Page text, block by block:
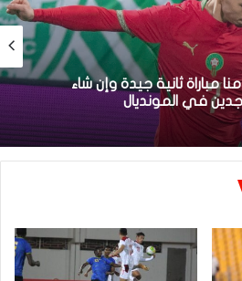
مباراة ثانية جيدة وإن شاء
في المونديال
تعاملو مزيان مع المباراة وخا
نركزوا باش نعاونوا